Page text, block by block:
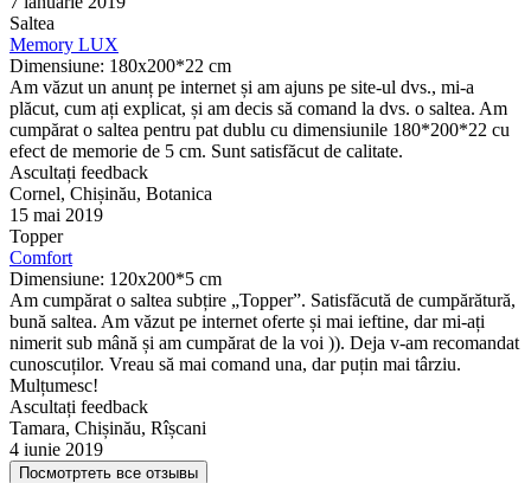
Saltea
Memory LUX
Dimensiune: 180x200*22 cm
Am văzut un anunț pe internet și am ajuns pe site-ul dvs., mi-a
plăcut, cum ați explicat, și am decis să comand la dvs. o saltea. Am
cumpărat o saltea pentru pat dublu cu dimensiunile 180*200*22 cu
efect de memorie de 5 cm. Sunt satisfăcut de calitate.
Ascultați feedback
Cornel, Chișinău, Botanica
15 mai 2019
Topper
Comfort
Dimensiune: 120x200*5 cm
Am cumpărat o saltea subțire „Topper”. Satisfăcută de cumpărătură,
bună saltea. Am văzut pe internet oferte și mai ieftine, dar mi-ați
nimerit sub mână și am cumpărat de la voi )). Deja v-am recomandat
cunoscuților. Vreau să mai comand una, dar puțin mai târziu.
Mulțumesc!
Ascultați feedback
Tamara, Chișinău, Rîșcani
4 iunie 2019
Посмотртеть все отзывы